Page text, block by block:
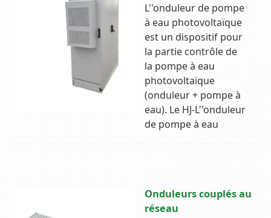
L''onduleur de pompe
à eau photovoltaïque
est un dispositif pour
la partie contrôle de
la pompe à eau
photovoltaïque
(onduleur + pompe à
eau). Le HJ-L''onduleur
de pompe à eau
Onduleurs couplés au
réseau